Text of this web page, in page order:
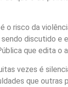
o risco da
discutido e
que edita o
vezes é
que